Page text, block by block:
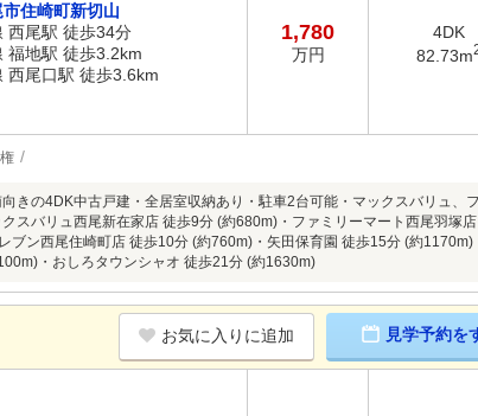
住崎町新切山
西尾駅 徒歩34分
福地駅 徒歩3.2km
西尾口駅 徒歩3.6km
1,780
万円
4DK
82.73m
の4DK中古戸建・全居室収納あり・駐車2台可能・マックスバリュ、
スバリュ西尾新在家店 徒歩9分 (約680m)・ファミリーマート西尾羽塚
ブン西尾住崎町店 徒歩10分 (約760m)・矢田保育園 徒歩15分 (約
・おしろタウンシャオ 徒歩21分 (約1630m)
お気に入りに追加 見学予約を